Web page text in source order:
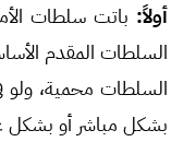
أولاً: باتت سلطات
السلطات المقدم
السلطات محمية، ولو
بشكل مباشر أو بشكل